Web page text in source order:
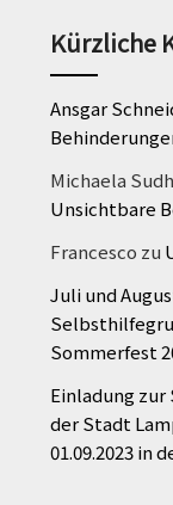
Kürzliche
Ansgar
Michaela
Unsichtbare
Francesco zu
Juli und
Sommerfest
Einladung
der Stadt
01.09.2023 in